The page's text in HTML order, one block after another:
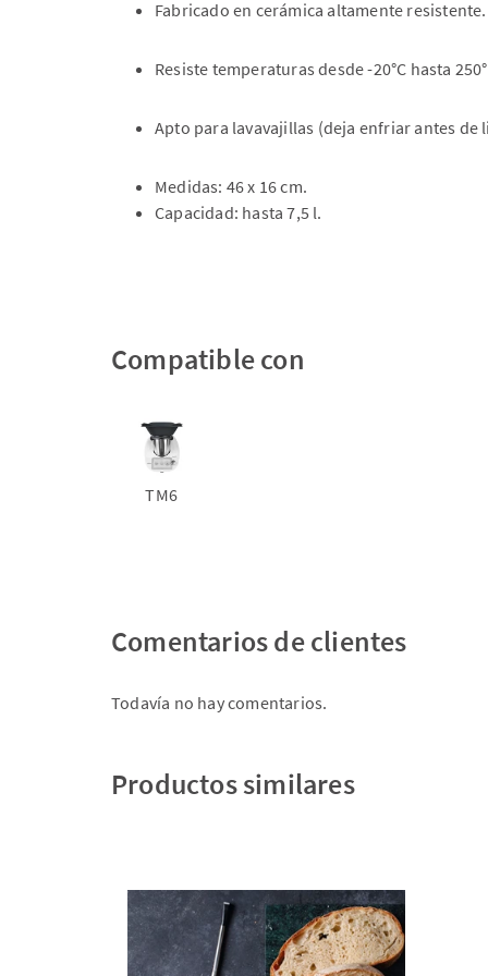
Fabricado en cerámica altamente resistente. ​
Resiste temperaturas desde -20°C hasta
Apto para lavavajillas (deja enfriar antes de
Medidas: 46 x 16 cm. ​
Capacidad: hasta 7,5 l.
Compatible con
TM6
Comentarios de clientes
Todavía no hay comentarios.
Productos similares